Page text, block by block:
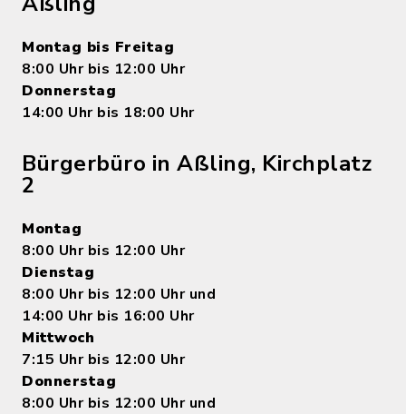
Montag bis Freitag
8:00 Uhr bis 12:00 Uhr
Donnerstag
14:00 Uhr bis 18:00 Uhr
Bürgerbüro in Aßling, Kirchplatz
2
Montag
8:00 Uhr bis 12:00 Uhr
Dienstag
8:00 Uhr bis 12:00 Uhr und
14:00 Uhr bis 16:00 Uhr
Mittwoch
7:15 Uhr bis 12:00 Uhr
Donnerstag
8:00 Uhr bis 12:00 Uhr und